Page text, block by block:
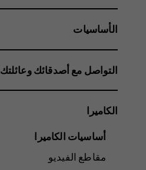
الأساسيات
التواصل مع أصدقائك وعائلتك
الكاميرا
أساسيات الكاميرا
مقاطع الفيديو